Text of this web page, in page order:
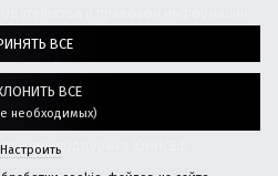
Беларусь, 2008-2026.
агентство
“ГЕНШТАБ”
при поддержке ЮНИСЕФ.
ВСЕ
ВСЕ
необходимых)
Настроить